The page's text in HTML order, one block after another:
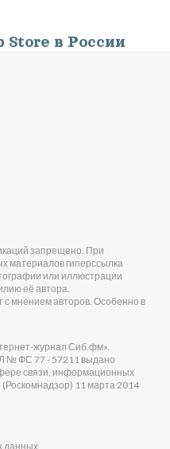
Store в России
запрещено. При
материалов гиперссылка
или иллюстрации
её автора.
с мнением авторов. Особенно в
журнал Сиб.фм».
№ ФС 77 - 57211 выдано
связи, информационных
11 марта 2014
данных